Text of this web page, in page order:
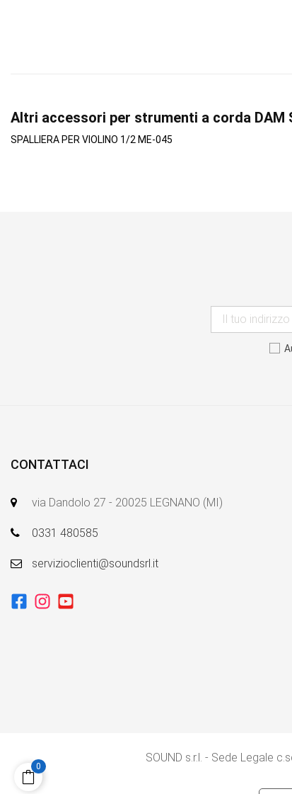
Altri accessori per strumenti a corda DAM
SPALLIERA PER VIOLINO 1/2 ME-045
CONTATTACI
via Dandolo 27 - 20025 LEGNANO (MI)
0331 480585
servizioclienti@soundsrl.it
SOUND s.r.l. - Sede Legale
0